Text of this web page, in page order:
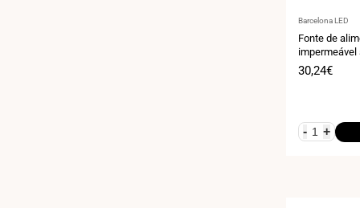
Fornecedor:
Barcelona LED
Fonte de
impermeável
8,33A - IP67
Preço
30,24€
- +